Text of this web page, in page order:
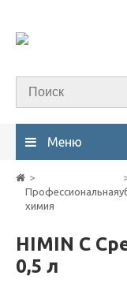
Меню
Профессиональная
химия
HIMIN C
0,5 л